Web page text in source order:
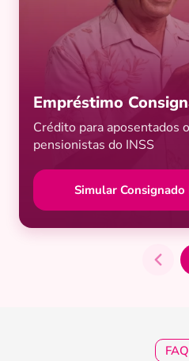
Empréstimo
Crédito para aposentados
pensionistas do INSS
Simular Consignado
FAQ